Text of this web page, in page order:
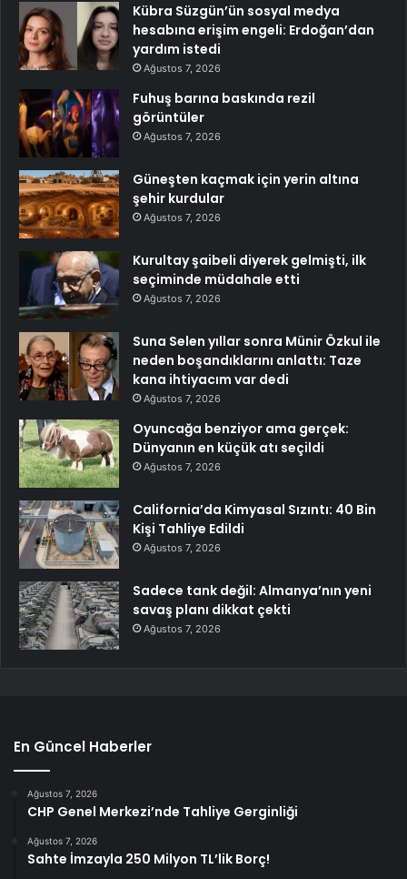
Kübra Süzgün’ün sosyal medya
hesabına erişim engeli: Erdoğan’dan
yardım istedi
Ağustos 7, 2026
Fuhuş barına baskında rezil
görüntüler
Ağustos 7, 2026
Güneşten kaçmak için yerin altına
şehir kurdular
Ağustos 7, 2026
Kurultay şaibeli diyerek gelmişti, ilk
seçiminde müdahale etti
Ağustos 7, 2026
Suna Selen yıllar sonra Münir Özkul ile
neden boşandıklarını anlattı: Taze
kana ihtiyacım var dedi
Ağustos 7, 2026
Oyuncağa benziyor ama gerçek:
Dünyanın en küçük atı seçildi
Ağustos 7, 2026
California’da Kimyasal Sızıntı: 40 Bin
Kişi Tahliye Edildi
Ağustos 7, 2026
Sadece tank değil: Almanya’nın yeni
savaş planı dikkat çekti
Ağustos 7, 2026
En Güncel Haberler
Ağustos 7, 2026
CHP Genel Merkezi’nde Tahliye Gerginliği
Ağustos 7, 2026
Sahte İmzayla 250 Milyon TL’lik Borç!